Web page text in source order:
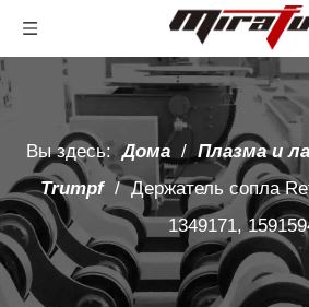
Вы здесь: Дома / Плазма и
Trumpf / Держатель сопла
1349171,